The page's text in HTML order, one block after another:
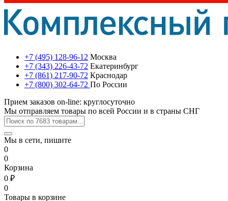
+7 (495) 128-96-12 Москва
+7 (343) 226-43-72 Екатеринбург
+7 (861) 217-90-72 Краснодар
+7 (800) 302-64-72 По России
Прием заказов on-line: круглосуточно
Мы отправляем товары по всей России и в страны СНГ
Мы в сети, пишите
0
0
Корзина
0 ₽
0
Товары в корзине